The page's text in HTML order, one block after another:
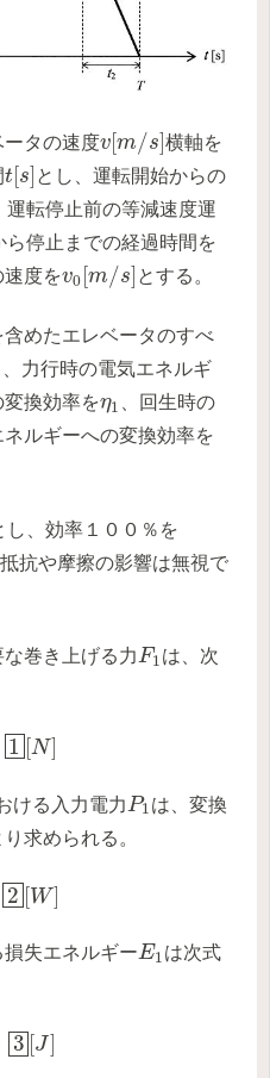
ータの速度v[m/s]
[ s ] 横軸を
t[s]
t[s ] とし、運転開始からの
運転停止前の等減速度運
ら停止までの経過時間を
速度をv0 [m/s]
0[ /s ] とする。
めたエレベータのすべ
、力行時の電気エネルギ
換効率をη1
η1
、回生時の
ルギーへの変換効率を
し、効率１００％を
抗や摩擦の影響は無視で
巻き上げる力F1
F1は、次
1 [N]
1[N]
ける入力電力 P1
P1は、変換
求められる。
2 [W]
2[W]
失エネルギーE1
E1 は次式
3 [J]
3[J ]